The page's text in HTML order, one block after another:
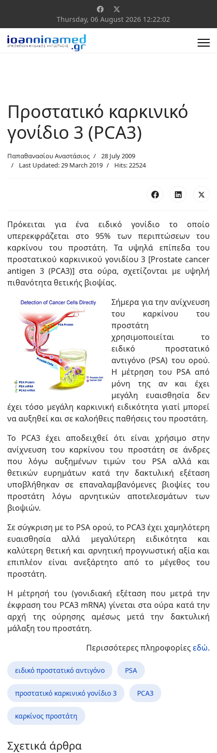
Thursday, 06 August 2026 12:22:02
Προστατικό καρκινικό
γονίδιο 3 (PCA3)
Παπαθανασίου Αναστάσιος
28 July 2009
Last Updated: 29 March 2019
Hits: 22524
Πρόκειται για ένα ειδικό γονίδιο το οποίο
υπερεκφράζεται στο 95% των περιπτώσεων του
καρκίνου του προστάτη. Τα υψηλά επίπεδα του
προστατικού καρκινικού γονιδίου 3 [Prostate cancer
antigen 3 (PCA3)] στα ούρα, σχετίζονται με υψηλή
πιθανότητα θετικής βιοψίας.
Σήμερα για την ανίχνευση
του καρκίνου του
προστάτη
χρησιμοποιείται το
ειδικό προστατικό
αντιγόνο (PSA) του ορού.
Η μέτρηση του PSA από
μόνη της αν και έχει
μεγάλη ευαισθησία δεν
έχει τόσο μεγάλη καρκινική ειδικότητα γιατί μπορεί
να αυξηθεί και σε καλοήθεις παθήσεις του προστάτη.
Το PCA3 έχει αποδειχθεί ότι είναι χρήσιμο στην
ανίχνευση του καρκίνου του προστάτη σε άνδρες
που λόγω αυξημένων τιμών του PSA αλλά και
θετικών ευρημάτων κατά την δακτυλική εξέταση
υποβλήθηκαν σε επαναλαμβανόμενες βιοψίες του
προστάτη λόγω αρνητικών αποτελεσμάτων των
βιοψιών.
Σε σύγκριση με το PSA ορού, το PCA3 έχει χαμηλότερη
ευαισθησία αλλά μεγαλύτερη ειδικότητα και
καλύτερη θετική και αρνητική προγνωστική αξία και
επιπλέον είναι ανεξάρτητο από το μέγεθος του
προστάτη.
Η μέτρησή του (γονιδιακή εξέταση που μετρά την
έκφραση του PCA3 mRNA) γίνεται στα ούρα κατά την
αρχή της ούρησης αμέσως μετά την δακτυλική
μάλαξη του προστάτη.
Περισσότερες πληροφορίεςεδώ.
ειδικό προστατικό αντιγόνο PSA
προστατικό καρκινικό γονίδιο 3 PCA3
καρκίνος προστάτη
Σχετικά άρθρα